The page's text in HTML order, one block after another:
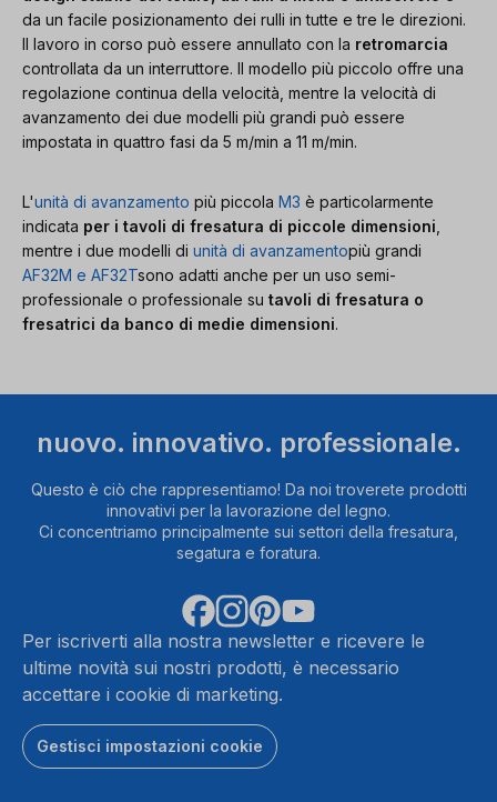
da un facile posizionamento dei rulli in tutte e tre le direzioni.
Il lavoro in corso può essere annullato con la retromarcia
controllata da un interruttore. Il modello più piccolo offre una
regolazione continua della velocità, mentre la velocità di
avanzamento dei due modelli più grandi può essere
impostata in quattro fasi da 5 m/min a 11 m/min.
L'unità di avanzamento più piccola M3 è particolarmente
indicata per i tavoli di fresatura di piccole dimensioni
mentre i due modelli di unità di avanzamentopiù grandi
AF32M e AF32Tsono adatti anche per un uso semi-
professionale o professionale su tavoli di fresatura o
fresatrici da banco di medie dimensioni.
nuovo. innovativo. professionale.
Questo è ciò che rappresentiamo! Da noi troverete prodotti
innovativi per la lavorazione del legno.
Ci concentriamo principalmente sui settori della fresatura,
segatura e foratura.
Per iscriverti alla nostra newsletter e ricevere le
ultime novità sui nostri prodotti, è necessario
accettare i cookie di marketing.
Gestisci impostazioni cookie